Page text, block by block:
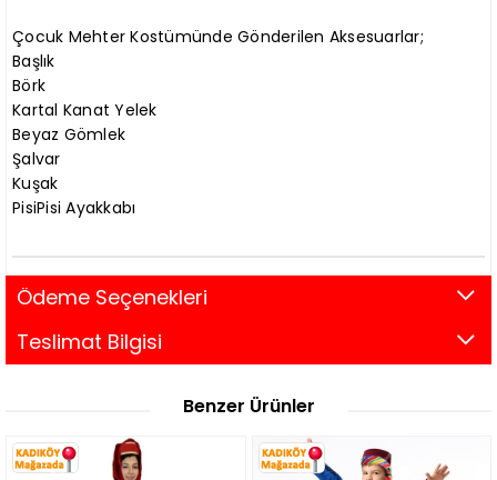
Çocuk Mehter Kostümünde Gönderilen Aksesuarlar;
Başlık
Börk
Kartal Kanat Yelek
Beyaz Gömlek
Şalvar
Kuşak
PisiPisi Ayakkabı
Ödeme Seçenekleri
Teslimat Bilgisi
Benzer Ürünler